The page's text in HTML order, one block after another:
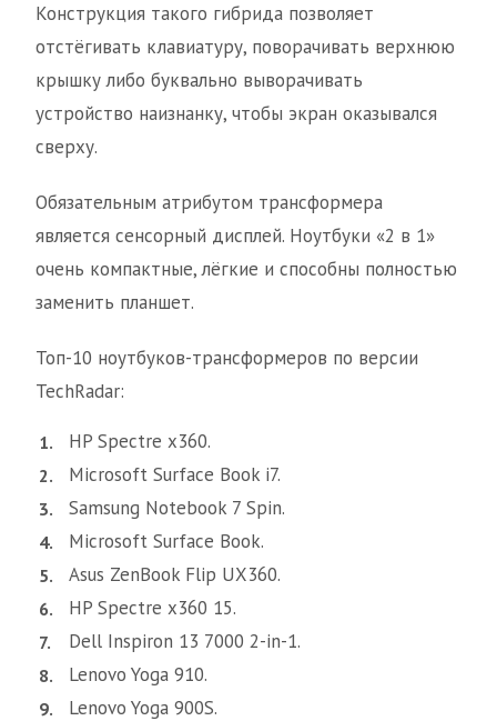
Конструкция такого гибрида позволяет
отстёгивать клавиатуру, поворачивать верхнюю
крышку либо буквально выворачивать
устройство наизнанку, чтобы экран оказывался
сверху.
Обязательным атрибутом трансформера
является сенсорный дисплей. Ноутбуки «2 в 1»
очень компактные, лёгкие и способны полностью
заменить планшет.
Топ-10 ноутбуков-трансформеров по версии
TechRadar:
HP Spectre x360.
Microsoft Surface Book i7.
Samsung Notebook 7 Spin.
Microsoft Surface Book.
Asus ZenBook Flip UX360.
HP Spectre x360 15.
Dell Inspiron 13 7000 2-in-1.
Lenovo Yoga 910.
Lenovo Yoga 900S.